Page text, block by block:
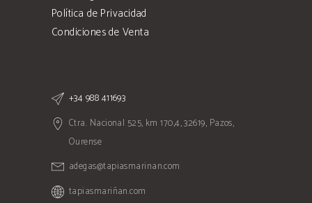
Política de Privacidad
Condiciones de Venta
+34 988 411693
Ctra. Nacional 525, km 170,4, 32619, Pazos,
Ourense
adegas@tapiasmarinan.com
tapiasmariñan.com